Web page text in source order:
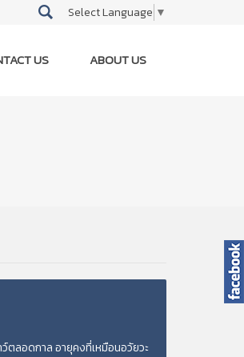
Select Language ▼
US ABOUT US
ตลอดกาล อายุคงที่เหมือนอวัยวะ